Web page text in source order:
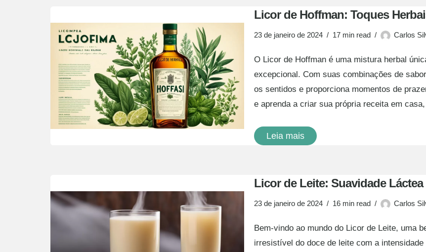
Licor de Hoffman: Toques
23 de janeiro de 2024 17 min read Carlos
O Licor de Hoffman é uma mistura herbal
excepcional. Com suas combinações de
os sentidos e proporciona momentos de
e aprenda a criar sua própria receita em
Leia mais
Licor de Leite: Suavidade Láctea
23 de janeiro de 2024 16 min read Carlos
Bem-vindo ao mundo do Licor de Leite, uma
irresistível do doce de leite com a